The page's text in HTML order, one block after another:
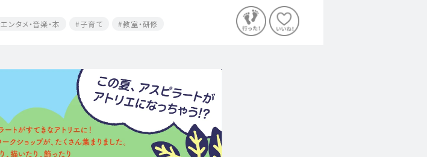
エンタメ・音楽・本 子育て 教室・研修